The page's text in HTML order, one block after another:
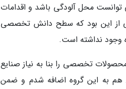
محل آلودگی باشد و اقدامات
از این بود که سطح دانش تخصصی
وجود نداشته است.
تخصصی را بنا به نیاز صنایع
دهد و برای تمام کاربری ها راه حل مناسبی داشته باشد. سال 90 من هم به این گروه اضافه شدم و ضمن